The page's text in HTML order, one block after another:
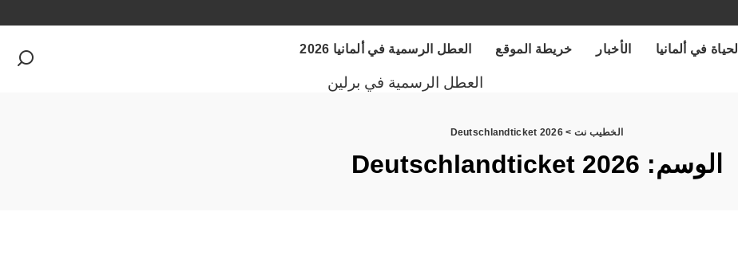
الحياة في ألمانيا الأخبار خريطة الموقع العطل الرسمية في ألمانيا 2026
العطل الرسمية في برلين
الخطيب نت >
Deutschlandticket 2026
الوسم: Deutschlandticket 2026